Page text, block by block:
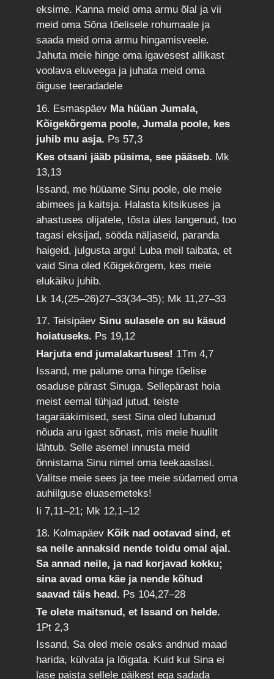
eksime. Kanna meid oma armu õlal ja vii
meid oma Sõna tõelisele rohumaale ja
saada meid oma armu hingamisveele.
Jahuta meie hinge oma igavesest allikast
voolava eluveega ja juhata meid oma
õiguse teeradadele
16. Esmaspäev Ma hüüan Jumala,
Kõigekõrgema poole, Jumala poole, kes
juhib mu asja. Ps 57,3
Kes otsani jääb püsima, see pääseb. Mk
13,13
Issand, me hüüame Sinu poole, ole meie
abimees ja kaitsja. Halasta kitsikuses ja
ahastuses olijatele, tõsta üles langenud, too
tagasi eksijad, sööda näljaseid, paranda
haigeid, julgusta argu! Luba meil taibata, et
vaid Sina oled Kõigekõrgem, kes meie
elukäiku juhib.
Lk 14,(25–26)27–33(34–35); Mk 11,27–33
17. TeisipäevSinu sulasele on su käsud
hoiatuseks. Ps 19,12
Harjuta end jumalakartuses! 1Tm 4,7
Issand, me palume oma hinge tõelise
osaduse pärast Sinuga. Sellepärast hoia
meist eemal tühjad jutud, teiste
tagarääkimised, sest Sina oled lubanud
nõuda aru igast sõnast, mis meie huulilt
lähtub. Selle asemel innusta meid
õnnistama Sinu nimel oma teekaaslasi.
Valitse meie sees ja tee meie südamed oma
auhiilguse eluasemeteks!
Ii 7,11–21; Mk 12,1–12
18. Kolmapäev Kõik nad ootavad sind, et
sa neile annaksid nende toidu omal ajal.
Sa annad neile, ja nad korjavad kokku;
sina avad oma käe ja nende kõhud
saavad täis head. Ps 104,27–28
Te olete maitsnud, et Issand on helde.
1Pt 2,3
Issand, Sa oled meie osaks andnud maad
harida, külvata ja lõigata. Kuid kui Sina ei
lase paista sellele päikest ega sadada